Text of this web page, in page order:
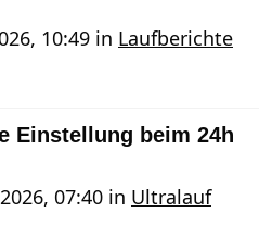
10:49 in Laufberichte
Einstellung beim 24h
07:40 in Ultralauf